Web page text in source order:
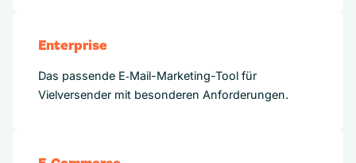
Enterprise
Das passende E‑Mail-Marketing-Tool für
Vielversender mit besonderen Anforderungen.